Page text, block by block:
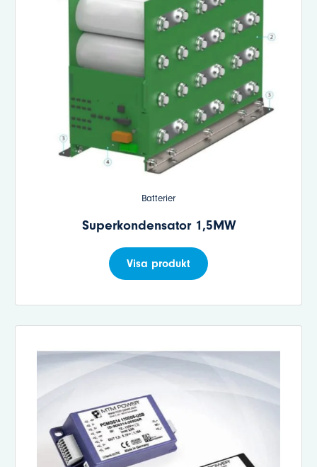
Batterier
Superkondensator 1,5MW
Visa produkt